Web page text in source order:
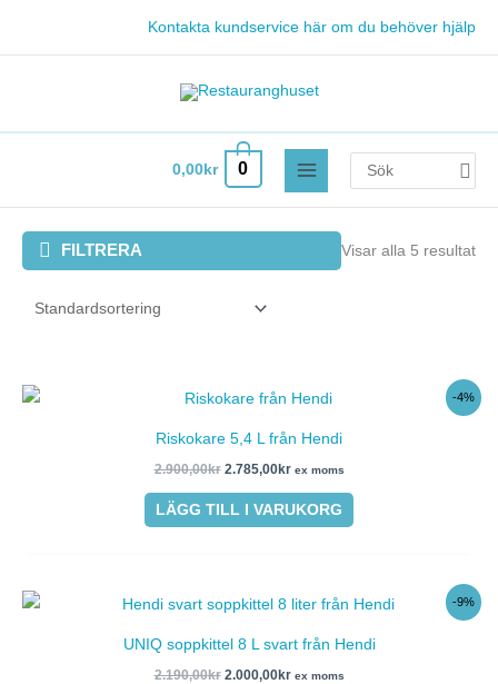
Kontakta kundservice här om du behöver hjälp
0,00kr 0
for:
FILTRERA Visar alla 5 resultat
-4%
Riskokare 5,4 L från Hendi
2.900,00kr
Det
var:
2.900,00kr.
2.785,00kr
Det
är:
2.785,00kr.
ex moms
LÄGG TILL I VARUKORG
-9%
UNIQ soppkittel 8 L svart från Hendi
2.190,00kr
Det
ursprungliga
var:
2.190,00kr.
2.000,00kr
Det
priset
är:
2.000,00kr.
ex moms